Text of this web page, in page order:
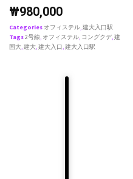
₩980,000
Categories オフィステル,建大入口駅
Tags2号線, オフィステル, コングクデ,建
国大,建大,建大入口,建大入口駅